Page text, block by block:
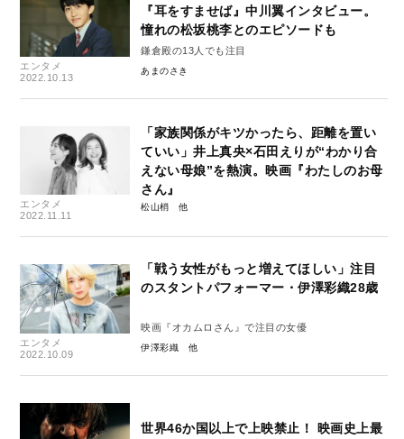
エンタメ
2022.10.13
『耳をすませば』中川翼インタビュー。
憧れの松坂桃李とのエピソードも
鎌倉殿の13人でも注目
あまのさき
エンタメ
2022.11.11
「家族関係がキツかったら、距離を置い
ていい」井上真央×石田えりが“わかり合
えない母娘”を熱演。映画『わたしのお母
さん』
松山梢
エンタメ
2022.10.09
「戦う女性がもっと増えてほしい」注目
のスタントパフォーマー・伊澤彩織28歳
映画『オカムロさん』で注目の女優
伊澤彩織
世界46か国以上で上映禁止！ 映画史上最